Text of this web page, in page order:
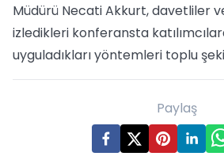
Müdürü Necati Akkurt, davetliler
izledikleri konferansta
uyguladıkları yöntemleri toplu
Paylaş